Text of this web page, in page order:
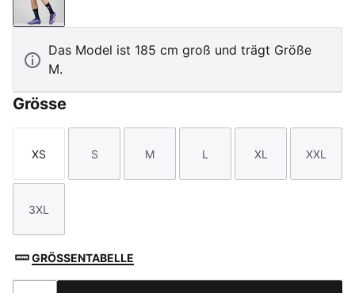
Club Navy
Das Model ist 185 cm groß und trägt Größe
M.
Grösse
Größe
XS
Größe
S
Größe
M
Größe
L
Größe
XL
Größe
XXL
Größe
3XL
GRÖSSENTABELLE